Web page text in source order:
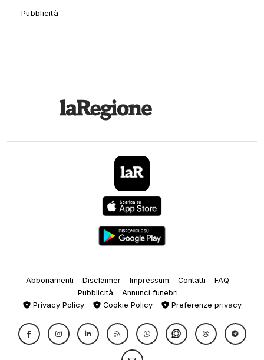
Abbonamenti Disclaimer Impressum Contatti
FAQ
Pubblicità
Annunci funebri
Privacy Policy
Cookie Policy Preferenze privacy